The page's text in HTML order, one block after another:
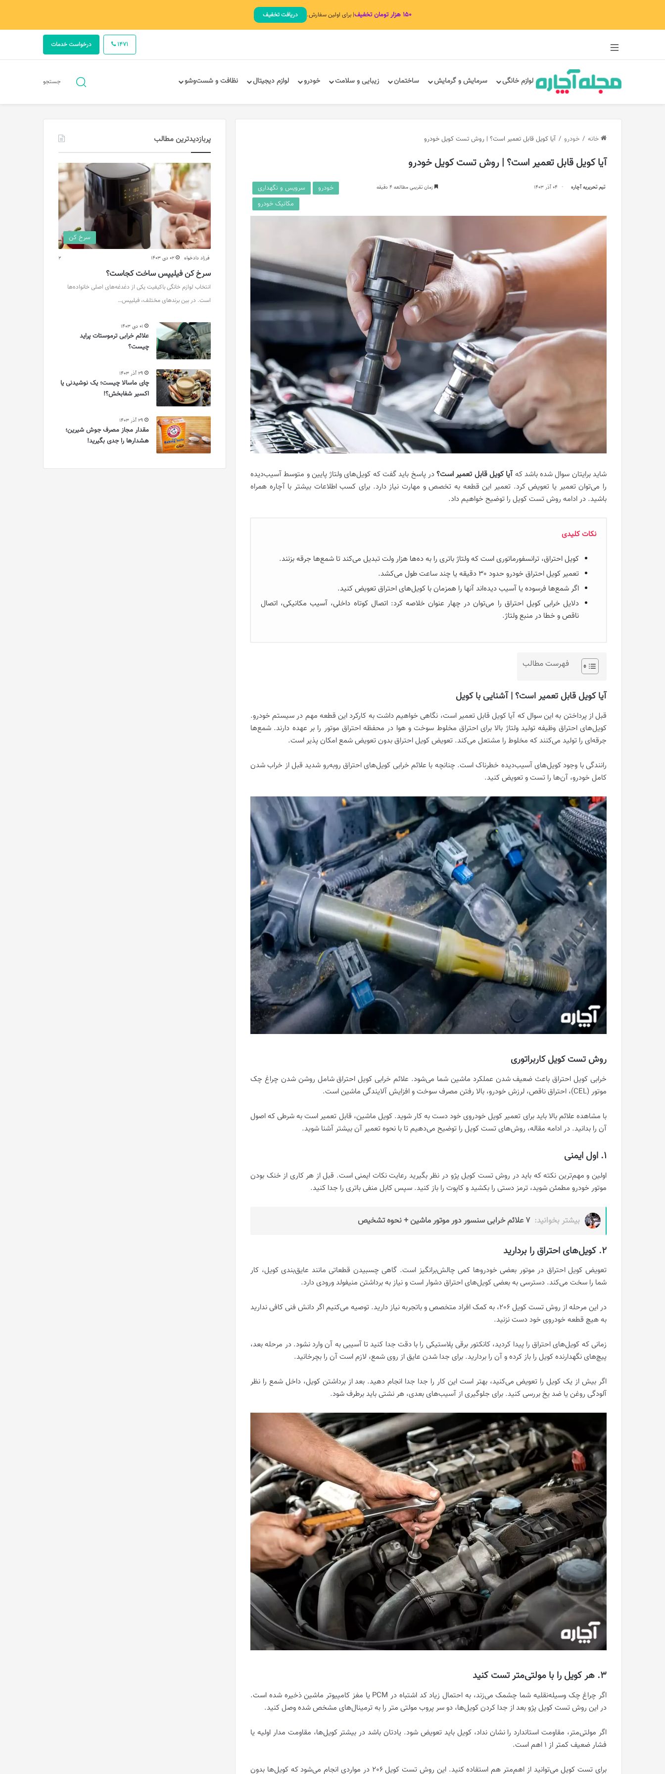
۱۵۰ هزار تومان تخفیف | برای اولین سفارش. دریافت تخفیف
درخواست خدمات 1471
لوازم خانگی سرمایش و گرمایش ساختمان زیبایی و سلامت خودرو لوازم دیجیتال نظافت و شست‌وشو جستجوجستجو
خانه / خودرو / آیا کویل قابل تعمیر است؟ | روش تست کویل خودرو
آیا کویل قابل تعمیر است؟ | روش تست کویل خودرو
تیم تحریریه آچاره 04 آذر 1403 زمان تقریبی مطالعه 4 دقیقه خودرو
سرویس و نگهداری
مکانیک خودرو
شاید برایتان سوال شده باشد کهآیا کویل قابل تعمیر است؟در پاسخ باید گفت که کویل‌های ولتاژ پایین و متوسط آسیب‌دیده
را می‌توان تعمیر یا تعویض کرد. تعمیر این قطعه به تخصص و مهارت نیاز دارد. برای کسب اطلاعات بیشتر با آچاره همراه
باشید. در ادامه روش تست کویل را توضیح خواهیم داد.
نکات کلیدی
کویل احتراق، ترانسفورماتوری است که ولتاژ باتری را به ده‌ها هزار ولت تبدیل می‌کند تا شمع‌ها جرقه بزنند.
تعمیر کویل احتراق خودرو حدود 30 دقیقه یا چند ساعت طول می‌کشد.
اگر شمع‌ها فرسوده یا آسیب دیده‌اند آنها را همزمان با کویل‌های احتراق تعویض کنید.
دلایل خرابی کویل احتراق را می‌توان در چهار عنوان خلاصه کرد: اتصال کوتاه داخلی، آسیب مکانیکی، اتصال
ناقص و خطا در منبع ولتاژ.
فهرست مطالب
آیا کویل قابل تعمیر است؟ | آشنایی با کویل
قبل از پرداختن به این سوال که آیا کویل قابل تعمیر است، نگاهی خواهیم داشت به کارکرد این قطعه مهم در سیستم خودرو.
کویل‌های احتراق وظیفه تولید ولتاژ بالا برای احتراق مخلوط سوخت و هوا در محفظه احتراق موتور را بر عهده دارند. شمع‌ها
جرقه‌ای را تولید می‌کنند که مخلوط را مشتعل می‌کند. تعویض کویل احتراق بدون تعویض شمع امکان پذیر است.
رانندگی با وجود کویل‌های آسیب‌دیده خطرناک است. چنانچه با علائم خرابی کویل‌های احتراق روبه‌رو شدید قبل از خراب شدن
کامل خودرو، آن‌ها را تست و تعویض کنید.
روش تست کویل کاربراتوری
خرابی کویل احتراق باعث ضعیف شدن عملکرد ماشین شما می‌شود. علائم خرابی کویل احتراق شامل روشن شدن چراغ چک
موتور (CEL)، احتراق ناقص، لرزش خودرو، بالا رفتن مصرف سوخت و افزایش آلایندگی ماشین است.
با مشاهده علائم بالا باید برای تعمیر کویل خودروی خود دست به کار شوید. کویل ماشین، قابل تعمیر است به شرطی که اصول
آن را بدانید. در ادامه مقاله، روش‌های تست کویل را توضیح می‌دهیم تا با نحوه تعمیر آن بیشتر آشنا شوید.
1. اول ایمنی
اولین و مهم‌ترین نکته که باید در روش تست کویل پژو در نظر بگیرید رعایت نکات ایمنی است. قبل از هر کاری از خنک بودن
موتور خودرو مطمئن شوید، ترمز دستی را بکشید و کاپوت را باز کنید. سپس کابل منفی باتری را جدا کنید.
بیشتر بخوانید: 7 علائم خرابی سنسور دور موتور ماشین + نحوه تشخیص
2. کویل‌های احتراق را بردارید
تعویض کویل احتراق در موتور بعضی خودروها کمی چالش‌برانگیز است. گاهی چسبیدن قطعاتی مانند عایق‌بندی کویل، کار
شما را سخت می‌کند. دسترسی به بعضی کویل‌های احتراق دشوار است و نیاز به برداشتن منیفولد ورودی دارد.
در این مرحله از روش تست کویل 206، به کمک افراد متخصص و باتجربه نیاز دارید. توصیه می‌کنیم اگر دانش فنی کافی ندارید
به هیچ قطعه خودروی خود دست نزنید.
زمانی که کویل‌های احتراق را پیدا کردید، کانکتور برقی پلاستیکی را با دقت جدا کنید تا آسیبی به آن وارد نشود. در مرحله بعد،
پیچ‌های نگهدارنده کویل را باز کرده و آن را بردارید. برای جدا شدن عایق از روی شمع، لازم است آن را بچرخانید.
اگر بیش از یک کویل را تعویض می‌کنید، بهتر است این کار را جدا جدا انجام دهید. بعد از برداشتن کویل، داخل شمع را نظر
آلودگی روغن یا ضد یخ بررسی کنید. برای جلوگیری از آسیب‌های بعدی، هر نشتی باید برطرف شود.
3. هر کویل را با مولتی‌متر تست کنید
اگر چراغ چک وسیله‌نقلیه شما چشمک می‌زند، به احتمال زیاد کد اشتباه در PCM یا مغز کامپیوتر ماشین ذخیره شده است.
در این روش تست کویل پژو بعد از جدا کردن کویل‌ها، دو سر پروب مولتی متر را به ترمینال‌های مشخص شده وصل کنید.
اگر مولتی‌متر، مقاومت استاندارد را نشان نداد، کویل باید تعویض شود. یادتان باشد در بیشتر کویل‌ها، مقاومت مدار اولیه یا
فشار ضعیف کمتر از 1 اهم است.
برای تست کویل می‌توانید از اهم‌متر هم استفاده کنید. این روش تست کویل 206 در مواردی انجام می‌شود که کویل‌ها بدون
پربازدیدترین مطالب
سرخ کن
فرزاد دادخواه 02 دی 1403 2
سرخ کن فیلیپس ساخت کجاست؟
انتخاب لوازم خانگی باکیفیت یکی از دغدغه‌های اصلی خانواده‌ها
است. در بین برندهای مختلف، فیلیپس…
01 دی 1403
علائم خرابی ترموستات پراید
چیست؟
29 آذر 1403
چای ماسالا چیست؛ یک نوشیدنی یا
اکسیر شفابخش؟!
29 آذر 1403
مقدار مجاز مصرف جوش شیرین؛
هشدارها را جدی بگیرید!